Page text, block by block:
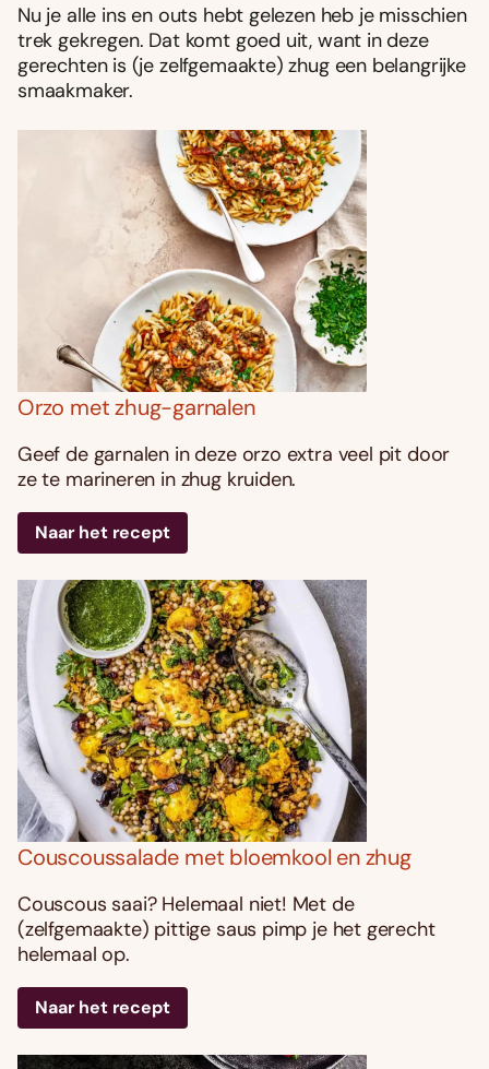
Nu je alle ins en outs hebt gelezen heb je misschien
trek gekregen. Dat komt goed uit, want in deze
gerechten is (je zelfgemaakte) zhug een belangrijke
smaakmaker.
Orzo met zhug-garnalen
Geef de garnalen in deze orzo extra veel pit door
ze te marineren in zhug kruiden.
Naar het recept
Couscoussalade met bloemkool en zhug
Couscous saai? Helemaal niet! Met de
(zelfgemaakte) pittige saus pimp je het gerecht
helemaal op.
Naar het recept